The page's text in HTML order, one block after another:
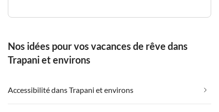
Nos idées pour vos vacances de rêve dans
Trapani et environs
Accessibilité dans Trapani et environs